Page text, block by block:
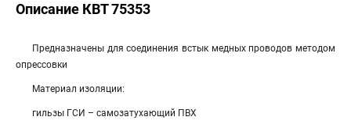
Описание КВТ 75353
Предназначены для соединения встык медных проводов методом
опрессовки
Материал изоляции:
гильзы ГСИ – самозатухающий ПВХ